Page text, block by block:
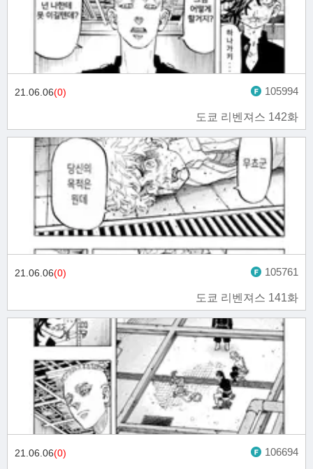
도쿄 리벤져스 142화
21.06.06(0) 105994
도쿄 리벤져스 141화
21.06.06(0) 105761
21.06.06(0) 106694